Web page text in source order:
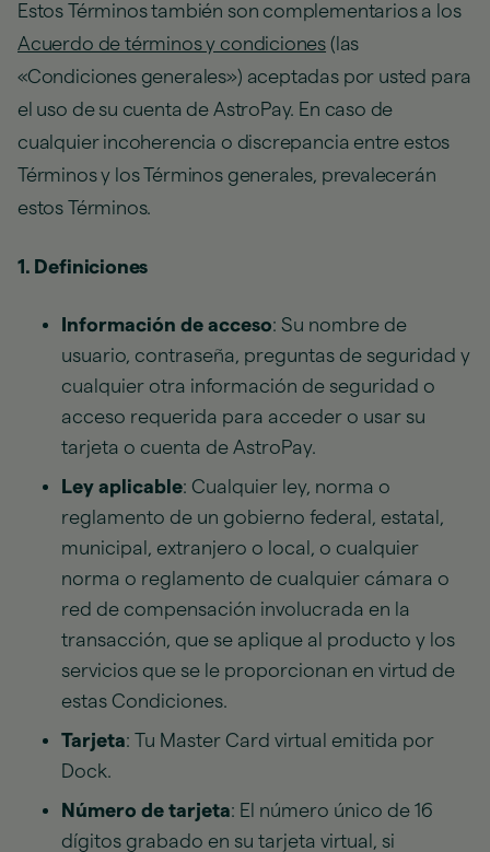
Estos Términos también son complementarios a los
Acuerdo de términos y condiciones (las
«Condiciones generales») aceptadas por usted para
el uso de su cuenta de AstroPay. En caso de
cualquier incoherencia o discrepancia entre estos
Términos y los Términos generales, prevalecerán
estos Términos.
1. Definiciones
Información de acceso: Su nombre de
usuario, contraseña, preguntas de seguridad y
cualquier otra información de seguridad o
acceso requerida para acceder o usar su
tarjeta o cuenta de AstroPay.
Ley aplicable: Cualquier ley, norma o
reglamento de un gobierno federal, estatal,
municipal, extranjero o local, o cualquier
norma o reglamento de cualquier cámara o
red de compensación involucrada en la
transacción, que se aplique al producto y los
servicios que se le proporcionan en virtud de
estas Condiciones.
Tarjeta: Tu Master Card virtual emitida por
Dock.
Número de tarjeta: El número único de 16
dígitos grabado en su tarjeta virtual, si